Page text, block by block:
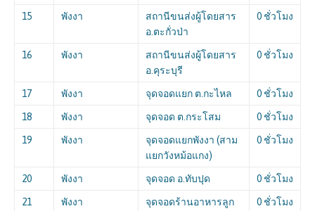
15 พังงา
สถานีขนส่งผู้โดยสาร
อ.ตะกั่วป่า
0 ชั่วโมง
16 พังงา
สถานีขนส่งผู้โดยสาร
อ.คุระบุรี
0 ชั่วโมง
17 พังงา จุดจอดแยก ต.กะไหล 0 ชั่วโมง
18 พังงา จุดจอด ต.กระโสม 0 ชั่วโมง
19 พังงา
จุดจอดแยกพังงา (สาม
แยกวังหม้อแกง)
0 ชั่วโมง
20 พังงา จุดจอด อ.ทับปุด 0 ชั่วโมง
21 พังงา
จุดจอดร้านอาหารลูก
0 ชั่วโมง